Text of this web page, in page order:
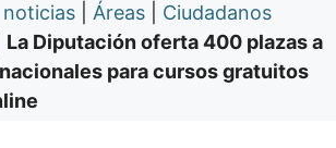
noticias Áreas
Ciudadanos
La Diputación oferta 400 plazas a
para cursos gratuitos